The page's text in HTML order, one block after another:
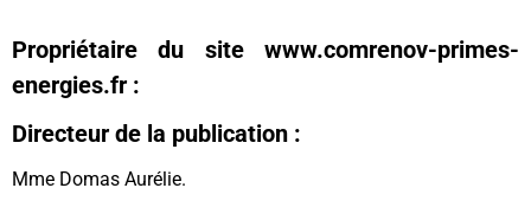
Propriétaire du site www.comrenov-primes-
energies.fr :
Directeur de la publication :
Mme Domas Aurélie.